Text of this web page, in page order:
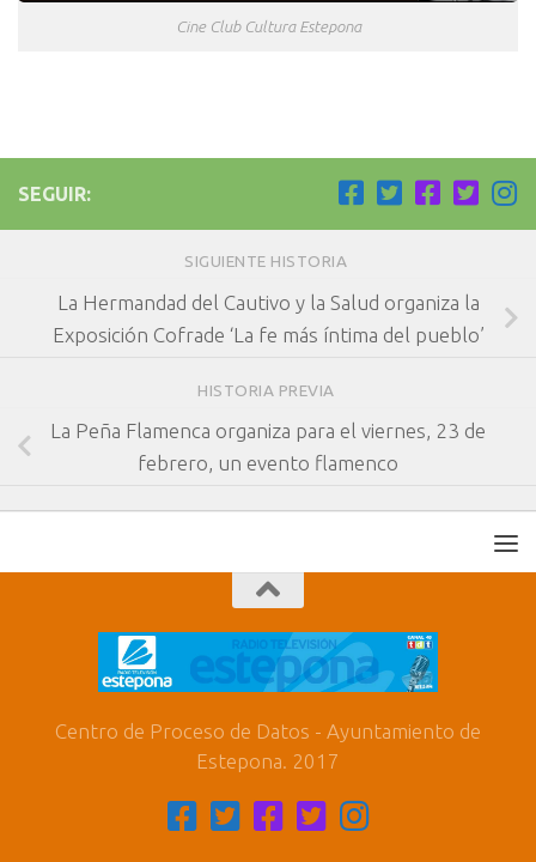
Cine Club Cultura Estepona
SEGUIR:
SIGUIENTE HISTORIA
La Hermandad del Cautivo y la Salud organiza la
Exposición Cofrade ‘La fe más íntima del pueblo’
HISTORIA PREVIA
La Peña Flamenca organiza para el viernes, 23 de
febrero, un evento flamenco
Centro de Proceso de Datos - Ayuntamiento de
Estepona. 2017